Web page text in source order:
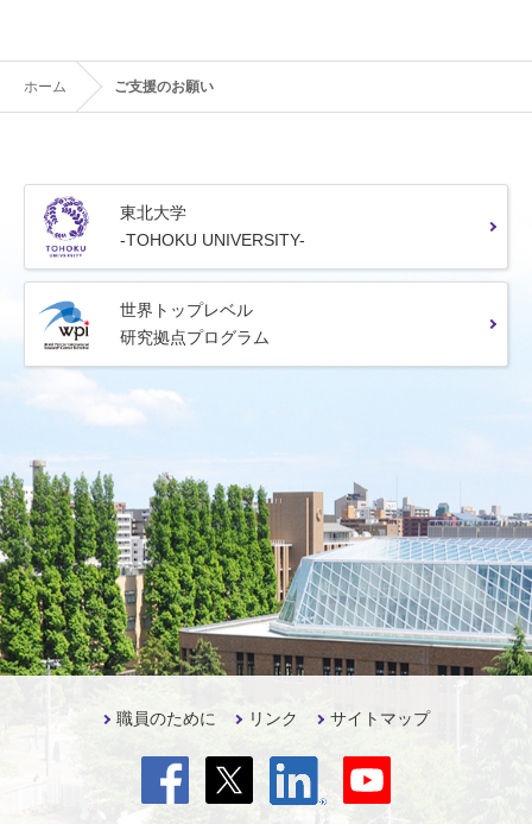
ホーム ご支援のお願い
東北大学
-TOHOKU UNIVERSITY-
世界トップレベル
研究拠点プログラム
職員のために リンク サイトマップ